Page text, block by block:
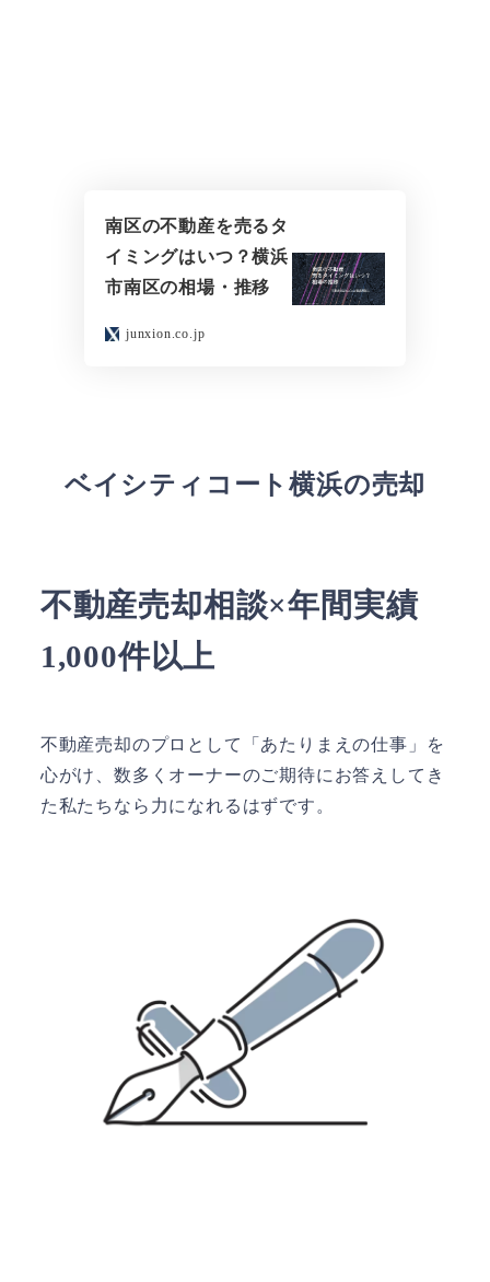
南区の不動産を売るタ
イミングはいつ？横浜
市南区の相場・推移
junxion.co.jp
ベイシティコート横浜の売却
不動産売却相談×年間実績
1,000件以上
不動産売却のプロとして「あたりまえの仕事」を
心がけ、数多くオーナーのご期待にお答えしてき
た私たちなら力になれるはずです。